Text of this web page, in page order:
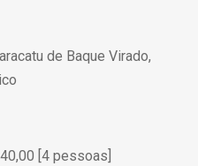
de Baque Virado,
[4 pessoas]